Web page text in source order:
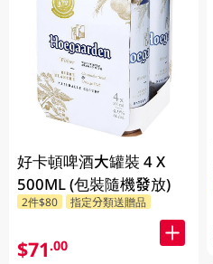
好卡頓啤酒大罐裝 4 X
500ML (包裝隨機發放)
2件$80 指定分類送贈品
$71.00